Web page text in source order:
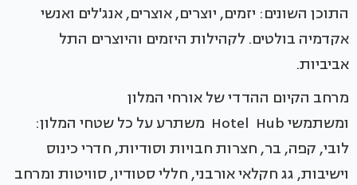
התוכן השונים: יזמים, יוצרים, אוצרים, אנג'לים ואנשי
אקדמיה בולטים. לקהילות היזמים והיוצרים התל
אביביות.
מרחב הקיום ההדדי של אורחי המלון
ומשתמשי Hotel Hub משתרע על כל שטחי המלון:
לובי, קפה, בר, חצרות חבויות וסודיות, חדרי כינוס
וישיבות, גג חקלאי אורבני, חללי סטודיו, סוויטות ומרחב